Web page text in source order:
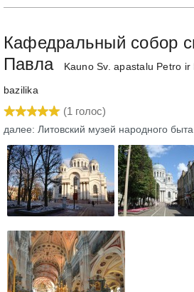
Кафедральный собор
Павла
Kauno Sv. apastalu Petro
bazilika
(1 голос)
далее: Литовский музей народного быта